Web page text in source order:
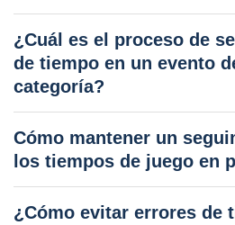
¿Cuál es el proceso de
de tiempo en un evento
categoría?
Cómo mantener un
los tiempos de juego en
¿Cómo evitar errores de